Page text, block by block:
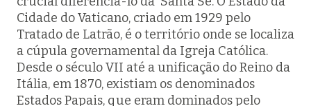
Cidade do Vaticano, criado em 1929 pelo
Tratado de Latrão, é o território onde se localiza
a cúpula governamental da Igreja Católica.
Desde o século VII até a unificação do Reino da
Itália, em 1870, existiam os denominados
Estados Papais, que eram dominados pelo